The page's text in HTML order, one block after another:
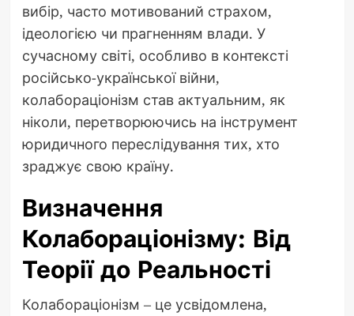
вибір, часто мотивований страхом,
ідеологією чи прагненням влади. У
сучасному світі, особливо в контексті
російсько-української війни,
колабораціонізм став актуальним, як
ніколи, перетворюючись на інструмент
юридичного переслідування тих, хто
зраджує свою країну.
Визначення
Колабораціонізму: Від
Теорії до Реальності
Колабораціонізм – це усвідомлена,